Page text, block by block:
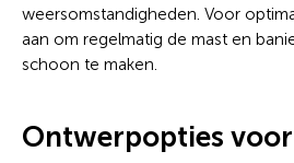
weersomstandigheden. Voor
aan om regelmatig de mast en
schoon te maken.
Ontwerpopties